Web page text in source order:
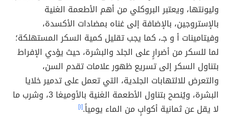
وليونتها، ويعتبر البروكلي من أهم الأطعمة الغنية
بالإستروجين، بالإضافة إلى غناه بمضادات الأكسدة،
وفيتامينات أ و جـ، كما يجب تقليل كمية السكر المستهلكة؛
لما للسكر من أضرارٍ على الجلد والبشرة، حيث يؤدي الإفراط
بتناول السكر إلى تسريع ظهور علامات تقدم السن،
والتعرض للالتهابات الجلدية، التي تعمل على تدمير خلايا
البشرة، ويُنصح بتناول الأطعمة الغنية بالأوميغا 3، وشرب ما
لا يقل عن ثمانية أكوابٍ من الماء يومياً.[١]